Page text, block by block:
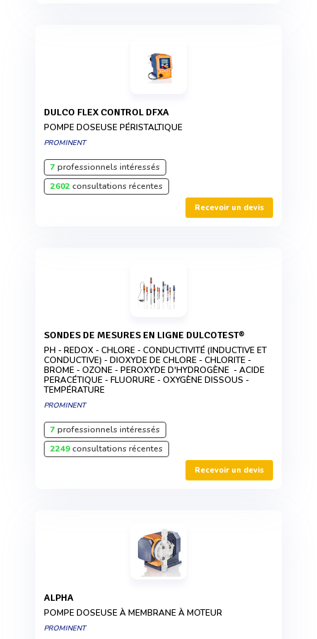
DULCO FLEX CONTROL DFXA
POMPE DOSEUSE PÉRISTALTIQUE
PROMINENT
7professionnels intéressés
2602consultations récentes
Recevoir un devis
SONDES DE MESURES EN LIGNE DULCOTEST®
PH - REDOX - CHLORE - CONDUCTIVITÉ (INDUCTIVE ET
CONDUCTIVE) - DIOXYDE DE CHLORE - CHLORITE -
BROME - OZONE - PEROXYDE D'HYDROGÈNE - ACIDE
PERACÉTIQUE - FLUORURE - OXYGÈNE DISSOUS -
TEMPÉRATURE
PROMINENT
7professionnels intéressés
2249consultations récentes
Recevoir un devis
ALPHA
POMPE DOSEUSE À MEMBRANE À MOTEUR
PROMINENT